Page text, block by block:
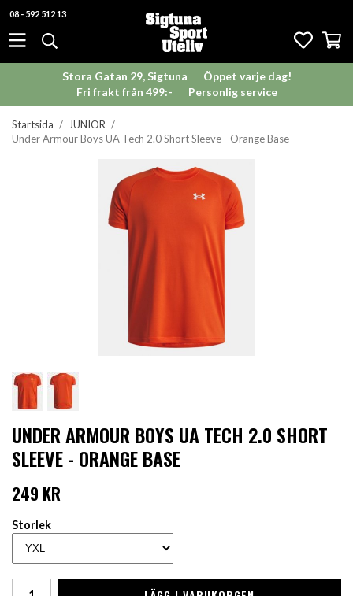
08 - 592 512 13
Stora Gatan 29, Sigtuna
Öppet varje dag!
Fri frakt från 499:-
Personlig service
Startsida / JUNIOR /
Under Armour Boys UA Tech 2.0 Short Sleeve - Orange Base
UNDER ARMOUR BOYS UA TECH 2.0 SHORT
SLEEVE - ORANGE BASE
249 KR
Storlek